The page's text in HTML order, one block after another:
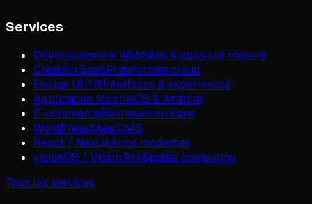
Services
Développement WebSites & apps sur mesure
Création SaaSPlateformes cloud
Design UI/UXInterfaces & expériences
Application MobileiOS & Android
E-commerceBoutiques en ligne
WordPressSites CMS
React / Next.jsApps modernes
visionOS / Vision ProSpatial computing
Tous les services